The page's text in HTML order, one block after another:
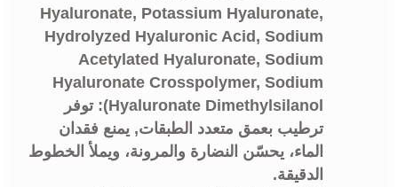
Hyaluronate, Potassium Hyaluronate,
Hydrolyzed Hyaluronic Acid, Sodium
Acetylated Hyaluronate, Sodium
Hyaluronate Crosspolymer, Sodium
Hyaluronate Dimethylsilanol): توفر
ترطيب بعمق متعدد الطبقات, يمنع فقدان
الماء، يحسّن النضارة والمرونة، ويملأ الخطوط
الدقيقة.